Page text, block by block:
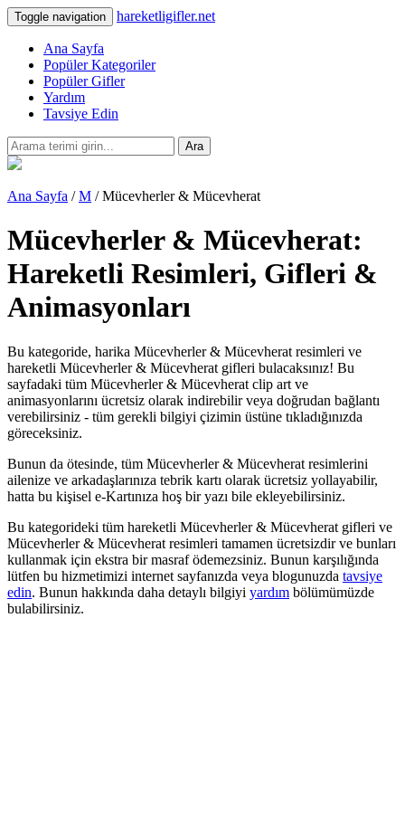
Toggle navigation hareketligifler.net
Ana Sayfa
Popüler Kategoriler
Popüler Gifler
Yardım
Tavsiye Edin
Ara
Ana Sayfa /M / Mücevherler & Mücevherat
Mücevherler & Mücevherat:
Hareketli Resimleri, Gifleri &
Animasyonları
Bu kategoride, harika Mücevherler & Mücevherat resimleri ve
hareketli Mücevherler & Mücevherat gifleri bulacaksınız! Bu
sayfadaki tüm Mücevherler & Mücevherat clip art ve
animasyonlarını ücretsiz olarak indirebilir veya doğrudan bağlantı
verebilirsiniz - tüm gerekli bilgiyi çizimin üstüne tıkladığınızda
göreceksiniz.
Bunun da ötesinde, tüm Mücevherler & Mücevherat resimlerini
ailenize ve arkadaşlarınıza tebrik kartı olarak ücretsiz yollayabilir,
hatta bu kişisel e-Kartınıza hoş bir yazı bile ekleyebilirsiniz.
Bu kategorideki tüm hareketli Mücevherler & Mücevherat gifleri ve
Mücevherler & Mücevherat resimleri tamamen ücretsizdir ve bunları
kullanmak için ekstra bir masraf ödemezsiniz. Bunun karşılığında
lütfen bu hizmetimizi internet sayfanızda veya blogunuzda tavsiye
edin. Bunun hakkında daha detaylı bilgiyi yardım bölümümüzde
bulabilirsiniz.